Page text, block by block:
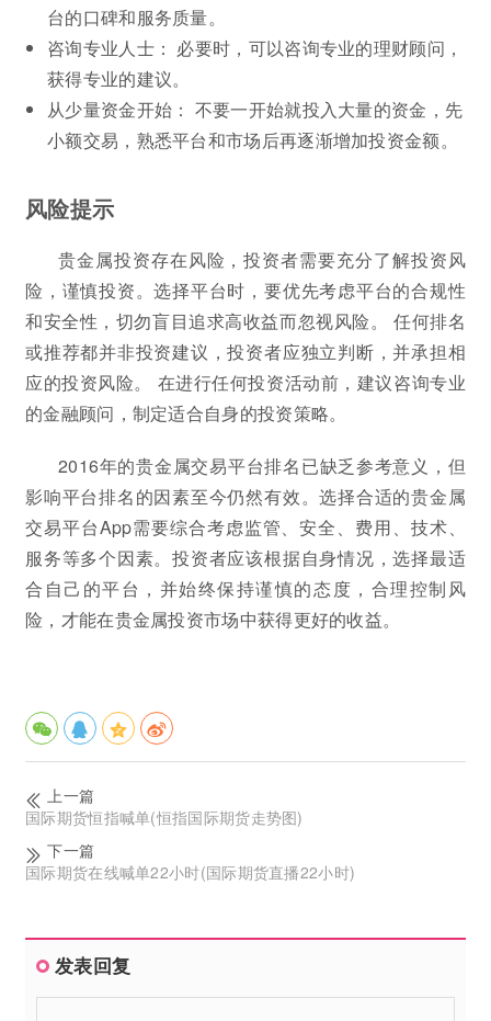
台的口碑和服务质量。
咨询专业人士： 必要时，可以咨询专业的理财顾问，
获得专业的建议。
从少量资金开始： 不要一开始就投入大量的资金，先
小额交易，熟悉平台和市场后再逐渐增加投资金额。
风险提示
贵金属投资存在风险，投资者需要充分了解投资风
险，谨慎投资。选择平台时，要优先考虑平台的合规性
和安全性，切勿盲目追求高收益而忽视风险。 任何排名
或推荐都并非投资建议，投资者应独立判断，并承担相
应的投资风险。 在进行任何投资活动前，建议咨询专业
的金融顾问，制定适合自身的投资策略。
2016年的贵金属交易平台排名已缺乏参考意义，但
影响平台排名的因素至今仍然有效。选择合适的贵金属
交易平台App需要综合考虑监管、安全、费用、技术、
服务等多个因素。投资者应该根据自身情况，选择最适
合自己的平台，并始终保持谨慎的态度，合理控制风
险，才能在贵金属投资市场中获得更好的收益。
上一篇
国际期货恒指喊单(恒指国际期货走势图)
下一篇
国际期货在线喊单22小时(国际期货直播22小时)
发表回复